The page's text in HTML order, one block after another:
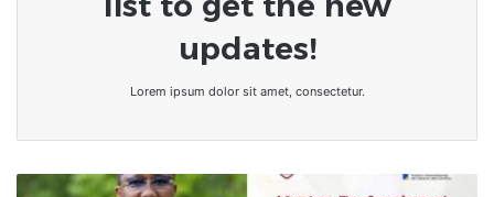
updates!
Lorem ipsum dolor sit amet, consectetur.
Ouverture